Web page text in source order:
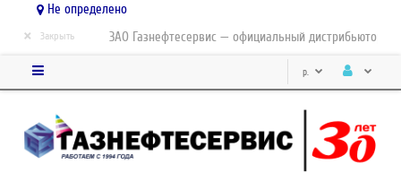
Не определено
ЗАО Газнефтесервис — официальный дистрибьютор-
× Закрыть
р.